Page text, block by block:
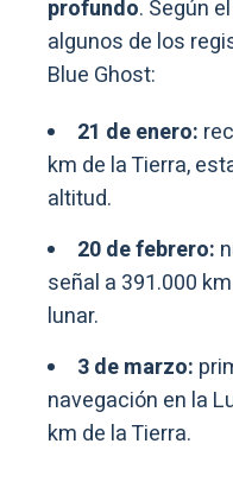
profundo. Según
algunos de los
Blue Ghost:
21 de enero:
km de la Tierra,
altitud.
20 de febrero:
señal a 391.000
lunar.
3 de marzo:
navegación en la
km de la Tierra.